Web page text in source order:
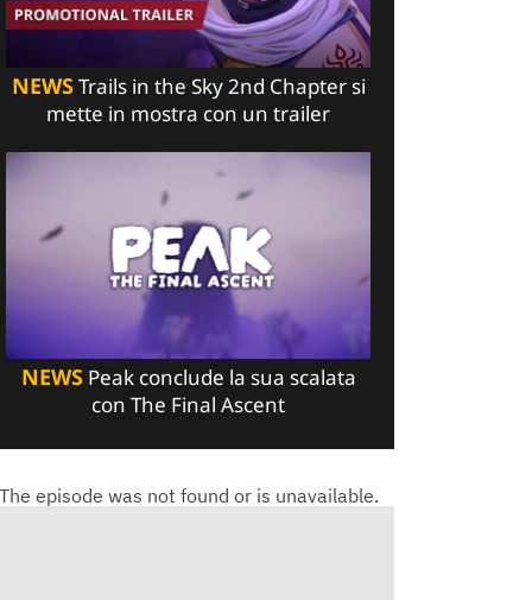
NEWSTrails in the Sky 2nd Chapter si
mette in mostra con un trailer
NEWSPeak conclude la sua scalata
con The Final Ascent